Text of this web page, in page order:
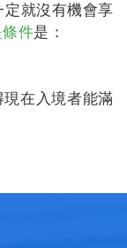
就沒有機會享
件是：
在入境者能滿